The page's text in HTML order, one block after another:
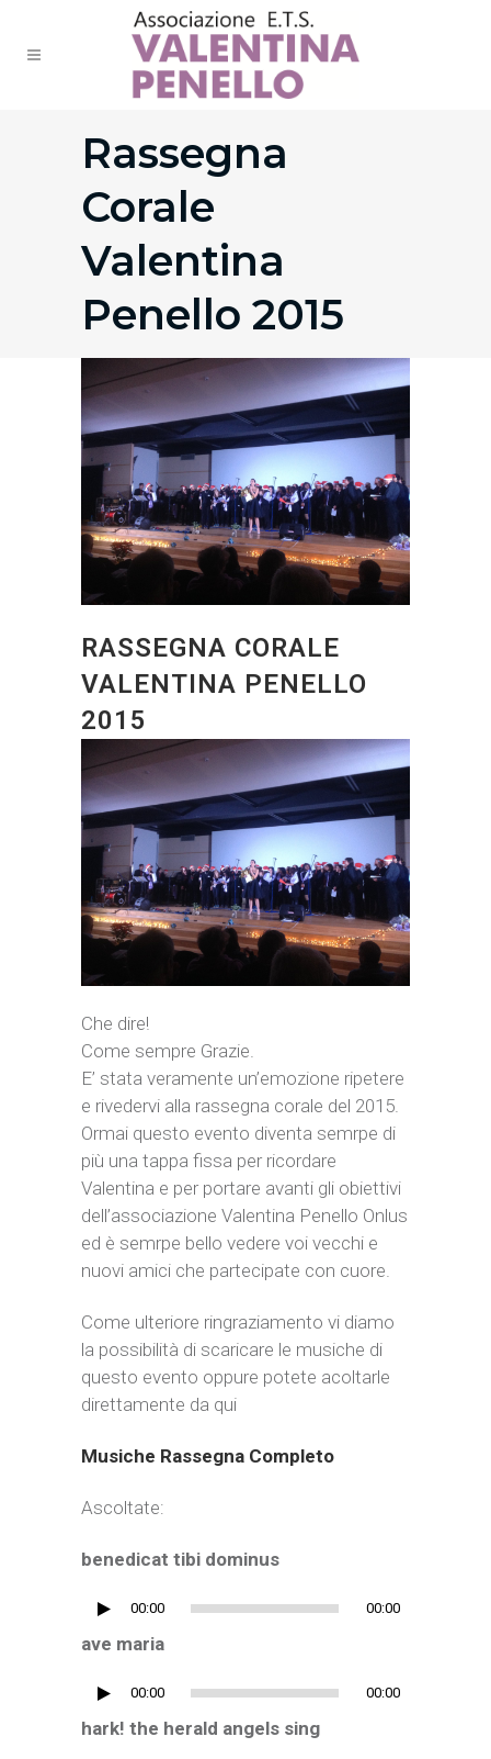
Rassegna
Corale
Valentina
Penello 2015
RASSEGNA CORALE
VALENTINA PENELLO
2015
Che dire!
Come sempre Grazie.
E’ stata veramente un’emozione ripetere
e rivedervi alla rassegna corale del 2015.
Ormai questo evento diventa semrpe di
più una tappa fissa per ricordare
Valentina e per portare avanti gli obiettivi
dell’associazione Valentina Penello Onlus
ed è semrpe bello vedere voi vecchi e
nuovi amici che partecipate con cuore.
Come ulteriore ringraziamento vi diamo
la possibilità di scaricare le musiche di
questo evento oppure potete acoltarle
direttamente da qui
Musiche Rassegna Completo
Ascoltate:
benedicat tibi dominus
Audio
Player
00:00 00:00
ave maria
Audio
Player
00:00 00:00
hark! the herald angels sing